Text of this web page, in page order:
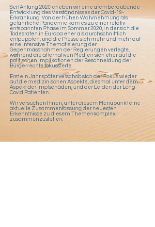
Seit Anfang 2020 erleben wir eine atemberaubende
Entwicklung des Verständnisses der Covid-19-
Erkrankung. Von der frühen Wahrnehmung als
gefährliche Pandemie kam es zu einer relativ
entspannten Phase im Sommer 2020, in der sich die
Todesraten in Europa eher als durchschnittlich
entpuppten, und die Presse sich mehr und mehr auf
eine intensive Thematisierung der
Gegenmassnahmen der Regierungen verlegte,
während die alternativen Medien sich eher auf die
politischen Implikationen der Beschneidung der
Bürgerrechte fokussierte.
Erst ein Jahr später verschob sich der Fokus wieder
auf die medizinischen Aspekte, diesmal unter dem
Aspekt der Impfschäden, und der Leiden der Long-
Covid Patienten.
Wir versuchen Ihnen, unter diesem Menüpunkt eine
aktuelle Zusammenfassung der neuesten
Erkenntnisse zu diesem Themenkomplex
zusammenzustellen.